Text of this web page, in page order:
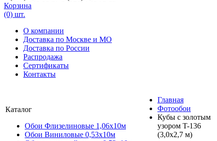
Корзина
(0) шт.
О компании
Доставка по Москве и МО
Доставка по России
Распродажа
Сертификаты
Контакты
Каталог
Обои Флизелиновые 1,06х10м
Обои Виниловые 0,53х10м
Главная
Фотообои
Кубы с золотым
узором T-136
(3,0х2,7 м)